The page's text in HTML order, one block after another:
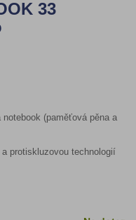
33
(paměťová pěna a
protiskluzovou technologií